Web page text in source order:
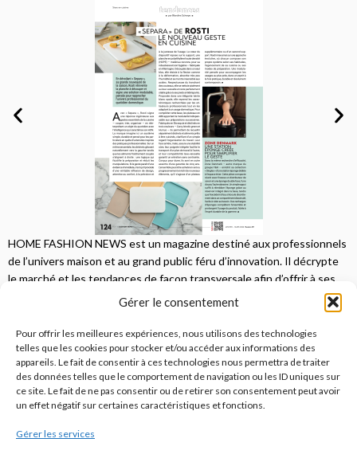
Gérer le consentement
Pour offrir les meilleures expériences, nous utilisons des technologies
telles que les cookies pour stocker et/ou accéder aux informations des
appareils. Le fait de consentir à ces technologies nous permettra de traiter
des données telles que le comportement de navigation ou les ID uniques sur
ce site. Le fait de ne pas consentir ou de retirer son consentement peut avoir
un effet négatif sur certaines caractéristiques et fonctions.
Gérer les services
HOME FASHION NEWS est un magazine destiné aux professionnels
de l’univers maison et au grand public féru d’innovation. Il décrypte
le marché et les tendances de façon transversale afin d’offrir à ses
lecteurs une vision complète.
JE M'ABONNE